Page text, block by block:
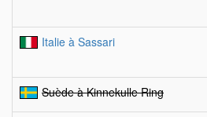
Italie à Sassari
Suède à Kinnekulle Ring